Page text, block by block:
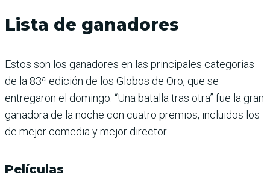
Lista de ganadores
Estos son los ganadores en las principales categorías
de la 83ª edición de los Globos de Oro, que se
entregaron el domingo. “Una batalla tras otra” fue la gran
ganadora de la noche con cuatro premios, incluidos los
de mejor comedia y mejor director.
Películas